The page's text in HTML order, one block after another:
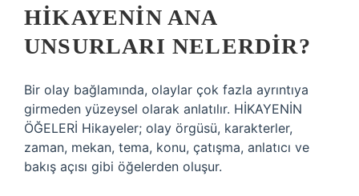
HIKAYENIN ANA
UNSURLARI NELERDIR?
Bir olay bağlamında, olaylar çok fazla ayrıntıya
girmeden yüzeysel olarak anlatılır. HİKAYENİN
ÖĞELERİ Hikayeler; olay örgüsü, karakterler,
zaman, mekan, tema, konu, çatışma, anlatıcı ve
bakış açısı gibi öğelerden oluşur.